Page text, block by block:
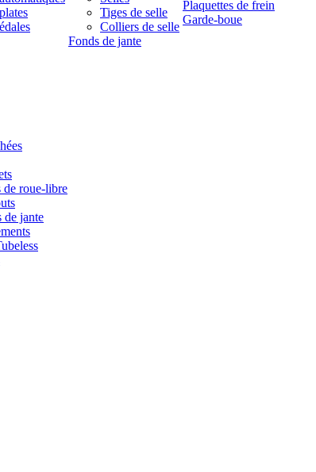
Tiges de selle
Colliers de selle
Fonds de jante
Plaquettes de frein
Garde-boue
de roue-libre
de jante